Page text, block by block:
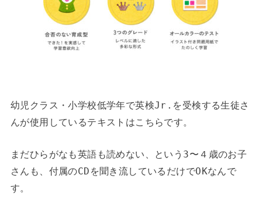
幼児クラス・小学校低学年で英検Jr.を受検する生徒さ
んが使用しているテキストはこちらです。
まだひらがなも英語も読めない、という3〜４歳のお子
さんも、付属のCDを聞き流しているだけでOKなんで
す。